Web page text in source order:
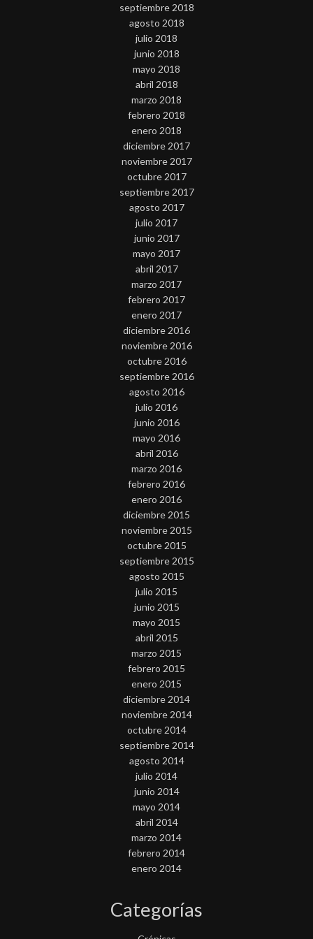
septiembre 2018
agosto 2018
julio 2018
junio 2018
mayo 2018
abril 2018
marzo 2018
febrero 2018
enero 2018
diciembre 2017
noviembre 2017
octubre 2017
septiembre 2017
agosto 2017
julio 2017
junio 2017
mayo 2017
abril 2017
marzo 2017
febrero 2017
enero 2017
diciembre 2016
noviembre 2016
octubre 2016
septiembre 2016
agosto 2016
julio 2016
junio 2016
mayo 2016
abril 2016
marzo 2016
febrero 2016
enero 2016
diciembre 2015
noviembre 2015
octubre 2015
septiembre 2015
agosto 2015
julio 2015
junio 2015
mayo 2015
abril 2015
marzo 2015
febrero 2015
enero 2015
diciembre 2014
noviembre 2014
octubre 2014
septiembre 2014
agosto 2014
julio 2014
junio 2014
mayo 2014
abril 2014
marzo 2014
febrero 2014
enero 2014
Categorías